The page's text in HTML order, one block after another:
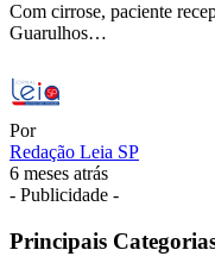
Com cirrose, paciente
Guarulhos…
Por
Redação Leia SP
6 meses atrás
- Publicidade -
Principais